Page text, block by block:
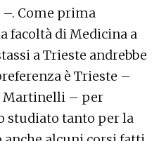
Come prima
facoltà di Medicina a
a Trieste andrebbe
è Trieste –
Martinelli – per
studiato tanto per la